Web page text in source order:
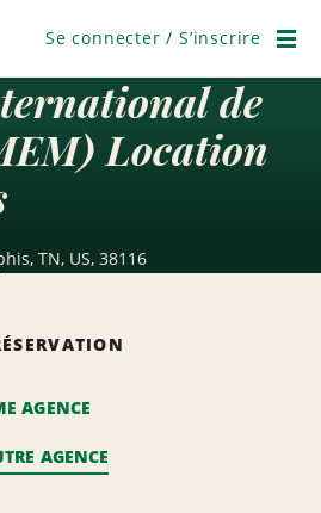
Se connecter / S’inscrire
de
Location
TN, US, 38116
AGENCE
AGENCE